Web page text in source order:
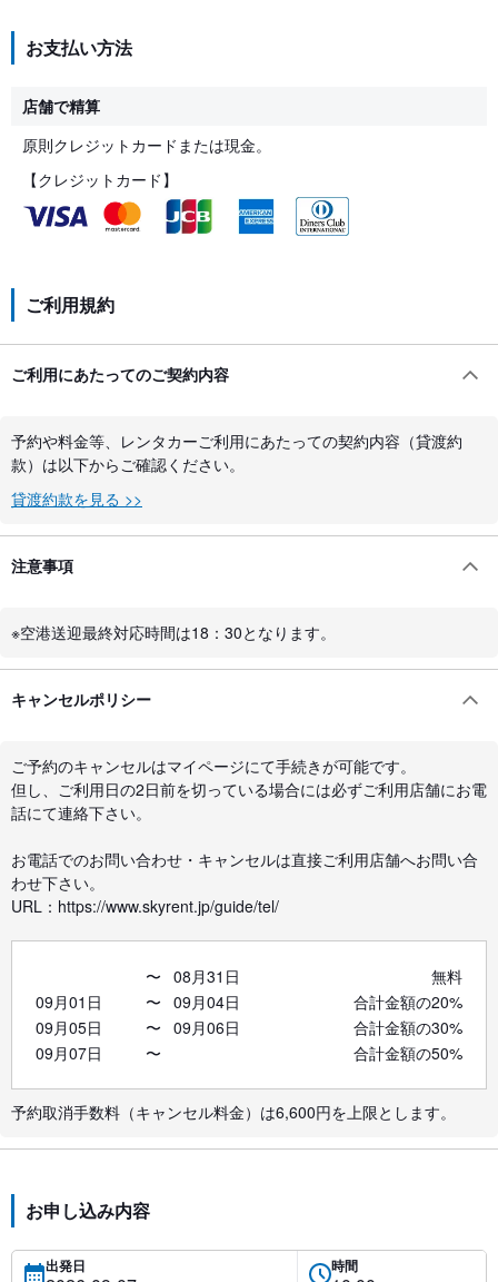
お支払い方法
店舗で精算
原則クレジットカードまたは現金。
【クレジットカード】
ご利用規約
ご利用にあたってのご契約内容
予約や料金等、レンタカーご利用にあたっての契約内容（貸渡約
款）は以下からご確認ください。
貸渡約款を見る >>
注意事項
※空港送迎最終対応時間は18：30となります。
キャンセルポリシー
ご予約のキャンセルはマイページにて手続きが可能です。
但し、ご利用日の2日前を切っている場合には必ずご利用店舗にお電
話にて連絡下さい。
お電話でのお問い合わせ・キャンセルは直接ご利用店舗へお問い合
わせ下さい。
URL：https://www.skyrent.jp/guide/tel/
〜 08月31日
無料
09月01日
〜 09月04日
合計金額の20%
09月05日
〜 09月06日
合計金額の30%
09月07日
〜 合計金額の50%
予約取消手数料（キャンセル料金）は6,600円を上限とします。
お申し込み内容
出発日 時間